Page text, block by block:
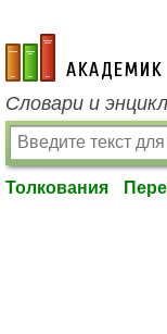
academic.ru
Словари и
Толкования